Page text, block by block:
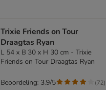
Trixie Friends on Tour
Draagtas Ryan
L 54 x B 30 x H 30 cm - Trixie
Friends on Tour Draagtas Ryan
Beoordeling: 3.9/5 (72)